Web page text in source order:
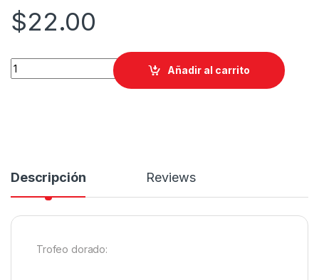
$22.00
Trofeo dorado de copa quantity
Añadir al carrito
Descripción Reviews
Trofeo dorado: